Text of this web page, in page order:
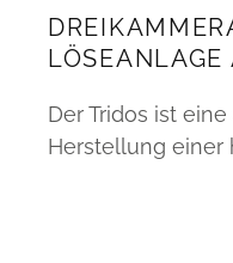
Der Tridos ist
Herstellung einer